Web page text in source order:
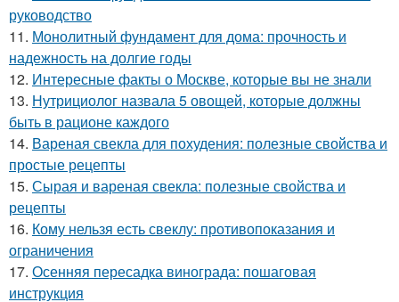
руководство
11. Монолитный фундамент для дома: прочность и
надежность на долгие годы
12. Интересные факты о Москве, которые вы не знали
13. Нутрициолог назвала 5 овощей, которые должны
быть в рационе каждого
14. Вареная свекла для похудения: полезные свойства и
простые рецепты
15. Сырая и вареная свекла: полезные свойства и
рецепты
16. Кому нельзя есть свеклу: противопоказания и
ограничения
17. Осенняя пересадка винограда: пошаговая
инструкция